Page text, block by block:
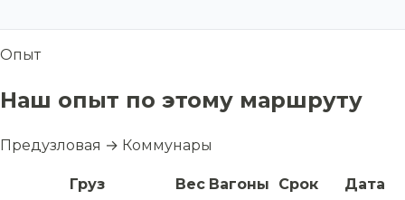
Опыт
Наш опыт по этому маршруту
Предузловая → Коммунары
Груз Вес Вагоны Срок
Дата